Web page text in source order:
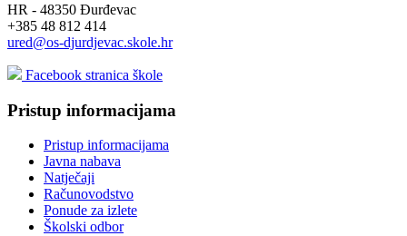
HR - 48350 Đurđevac
+385 48 812 414
ured@os-djurdjevac.skole.hr
Facebook stranica škole
Pristup informacijama
Pristup informacijama
Javna nabava
Natječaji
Računovodstvo
Ponude za izlete
Školski odbor